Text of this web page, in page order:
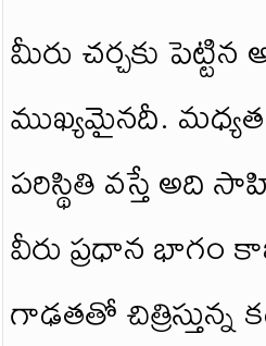
మీరు చర్చకు
ముఖ్యమైనదీ.
పరిస్థితి వస్తే
వీరు ప్రధాన భాగం
గాఢతతో